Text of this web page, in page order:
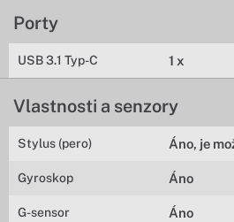
Porty
USB 3.1 Typ-C 1 x
Vlastnosti a senzory
Stylus (pero) Áno, je
Gyroskop Áno
G-sensor Áno